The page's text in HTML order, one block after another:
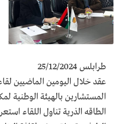
طرابلس 25/12/2024
عقد خلال اليومين الماضيين
المستشارين بالهيئة الوطنية
الطاقه الذرية تناول اللقاء